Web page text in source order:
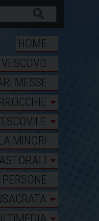
HOME
VESCOVO
MESSE
MINORI
PERSONE